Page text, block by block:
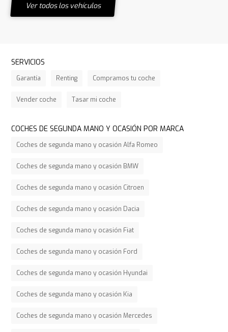
Ver todos los vehículos
SERVICIOS
Garantía Renting Compramos tu coche
Vender coche Tasar mi coche
COCHES DE SEGUNDA MANO Y OCASIÓN POR MARCA
Coches de segunda mano y ocasión Alfa Romeo
Coches de segunda mano y ocasión BMW
Coches de segunda mano y ocasión Citroen
Coches de segunda mano y ocasión Dacia
Coches de segunda mano y ocasión Fiat
Coches de segunda mano y ocasión Ford
Coches de segunda mano y ocasión Hyundai
Coches de segunda mano y ocasión Kia
Coches de segunda mano y ocasión Mercedes